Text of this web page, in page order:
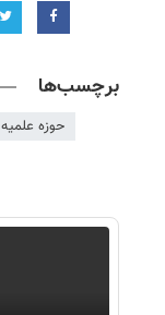
برچسب‌ها
حوزه علمیه